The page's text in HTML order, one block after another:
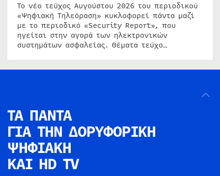
Το νέο τεύχος Αυγούστου 2026 του περιοδικού
«Ψηφιακή Τηλεόραση» κυκλοφορεί πάντα μαζί
με το περιοδικό «Security Report», που
ηγείται στην αγορά των ηλεκτρονικών
συστημάτων ασφαλείας. Θέματα τεύχο…
ΤΑ ΠΑΝΤΑ
ΓΙΑ ΤΗΝ ΔΟΡΥΦΟΡΙΚΗ
ΨΗΦΙΑΚΗ
ΚΑΙ HD TV